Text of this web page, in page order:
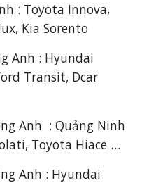
: Toyota Innova,
Kia Sorento
Anh : Hyundai
Transit, Dcar
Anh  : Quảng Ninh
Toyota Hiace …
Anh : Hyundai